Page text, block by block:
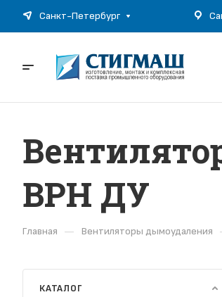
Санкт-Петербург
ВРН ДУ
Главная — Вентиляторы дымоудаления
КАТАЛОГ